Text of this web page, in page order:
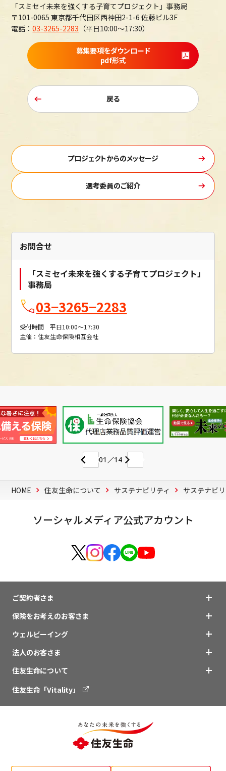
「スミセイ未来を強くする子育てプロジェクト」事務局
〒101-0065 東京都千代田区西神田2-1-6 佐藤ビル3F
電話：03-3265-2283 （平日10:00～17:30）
募集要項をダウンロード
pdf形式
戻る
プロジェクトからのメッセージ
選考委員のご紹介
お問合せ
「スミセイ未来を強くする子育てプロジェクト」
事務局
03−3265−2283
受付時間 平日10:00～17:30
主催：住友生命保険相互会社
01 14
HOME 住友生命について サステナビリティ サステナビ
ソーシャルメディア公式アカウント
ご契約者さま
保険をお考えのお客さま
ウェルビーイング
法人のお客さま
住友生命について
住友生命「Vitality」